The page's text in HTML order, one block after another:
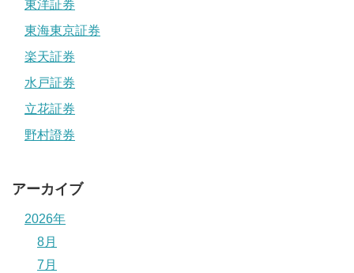
東洋証券
東海東京証券
楽天証券
水戸証券
立花証券
野村證券
アーカイブ
2026年
8月
7月